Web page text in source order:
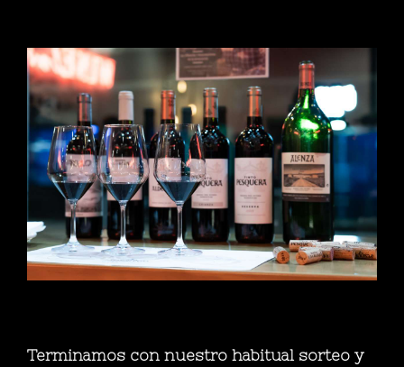
Terminamos con nuestro habitual sorteo y